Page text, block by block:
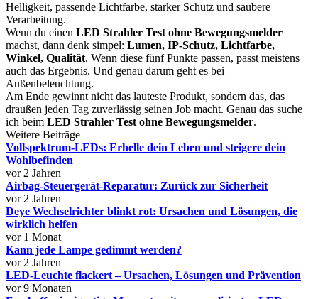
Helligkeit, passende Lichtfarbe, starker Schutz und saubere
Verarbeitung.
Wenn du einen LED Strahler Test ohne Bewegungsmelder
machst, dann denk simpel: Lumen, IP-Schutz, Lichtfarbe,
Winkel, Qualität. Wenn diese fünf Punkte passen, passt meistens
auch das Ergebnis. Und genau darum geht es bei
Außenbeleuchtung.
Am Ende gewinnt nicht das lauteste Produkt, sondern das, das
draußen jeden Tag zuverlässig seinen Job macht. Genau das suche
ich beim LED Strahler Test ohne Bewegungsmelder.
Weitere Beiträge
Vollspektrum-LEDs: Erhelle dein Leben und steigere dein
Wohlbefinden
vor 2 Jahren
Airbag-Steuergerät-Reparatur: Zurück zur Sicherheit
vor 2 Jahren
Deye Wechselrichter blinkt rot: Ursachen und Lösungen, die
wirklich helfen
vor 1 Monat
Kann jede Lampe gedimmt werden?
vor 2 Jahren
LED-Leuchte flackert – Ursachen, Lösungen und Prävention
vor 9 Monaten